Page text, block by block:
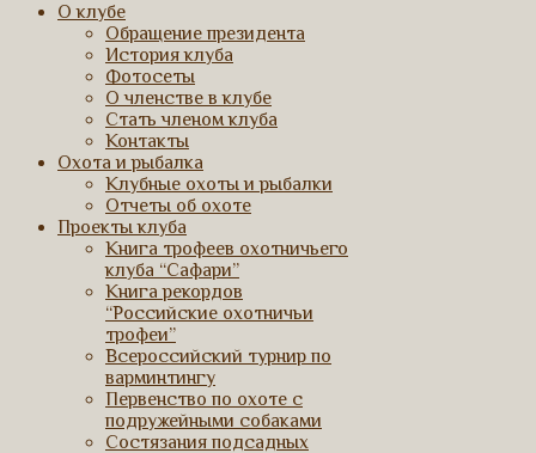
О клубе
Обращение президента
История клуба
Фотосеты
О членстве в клубе
Стать членом клуба
Контакты
Охота и рыбалка
Клубные охоты и рыбалки
Отчеты об охоте
Проекты клуба
Книга трофеев охотничьего
клуба “Сафари”
Книга рекордов
“Российские охотничьи
трофеи”
Всероссийский турнир по
варминтингу
Первенство по охоте с
подружейными собаками
Состязания подсадных